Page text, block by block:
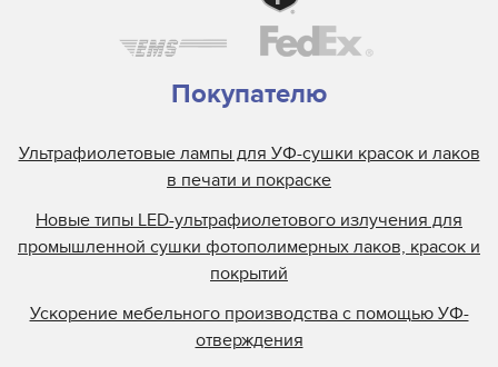
Покупателю
Ультрафиолетовые лампы для УФ-сушки красок и лаков
в печати и покраске
Новые типы LED-ультрафиолетового излучения для
промышленной сушки фотополимерных лаков, красок и
покрытий
Ускорение мебельного производства с помощью УФ-
отверждения